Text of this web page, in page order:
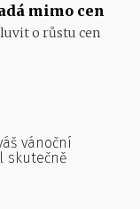
mimo cen
o růstu cen
vánoční
skutečně